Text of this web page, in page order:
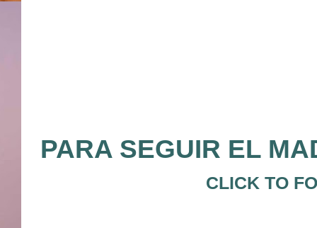
PARA SEGUIR EL
CLICK TO